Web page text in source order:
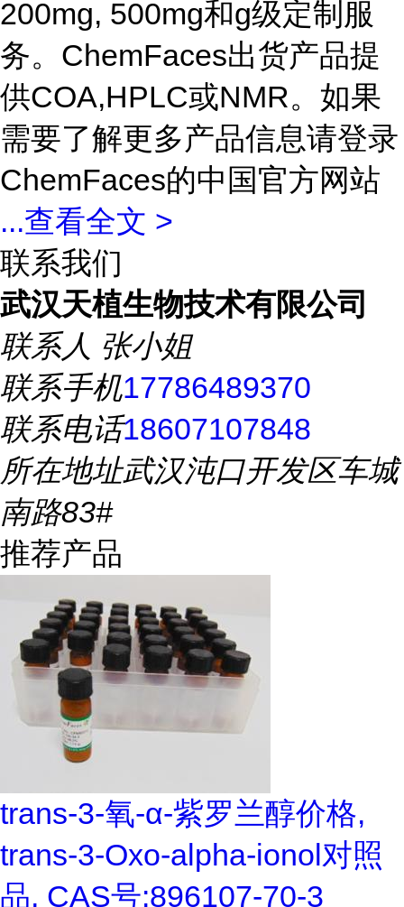
200mg, 500mg和g级定制服
务。ChemFaces出货产品提
供COA,HPLC或NMR。如果
需要了解更多产品信息请登录
ChemFaces的中国官方网站
...查看全文 >
联系我们
武汉天植生物技术有限公司
联系人 张小姐
联系手机17786489370
联系电话18607107848
所在地址武汉沌口开发区车城
南路83#
推荐产品
trans-3-氧-α-紫罗兰醇价格,
trans-3-Oxo-alpha-ionol对照
品, CAS号:896107-70-3